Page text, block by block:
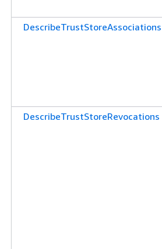
DescribeTrustStoreAssociations
DescribeTrustStoreRevocations